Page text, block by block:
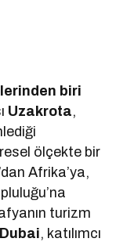
biri
Uzakrota,
ölçekte bir
Afrika’ya,
turizm
, katılımcı